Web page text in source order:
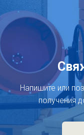
Напишите или
получения